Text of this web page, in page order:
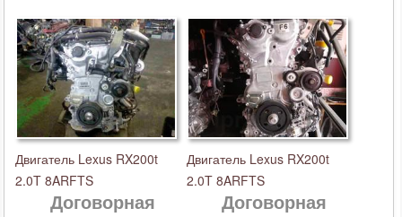
Двигатель Lexus RX200t
2.0T 8ARFTS
Договорная
Двигатель Lexus RX200t
2.0T 8ARFTS
Договорная